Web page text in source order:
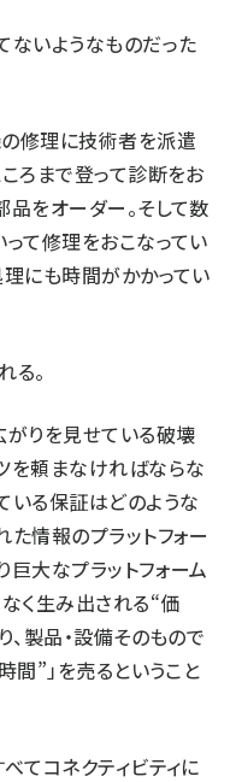
ないようなものだった
修理に技術者を派遣
ろまで登って診断をお
品をオーダー。そして数
って修理をおこなってい
理にも時間がかかってい
る。
がりを見せている破壊
を頼まなければならな
いる保証はどのような
情報のプラットフォー
大なプラットフォーム
く生み出される“価
製品・設備そのもので
間”」を売るということ
てコネクティビティに